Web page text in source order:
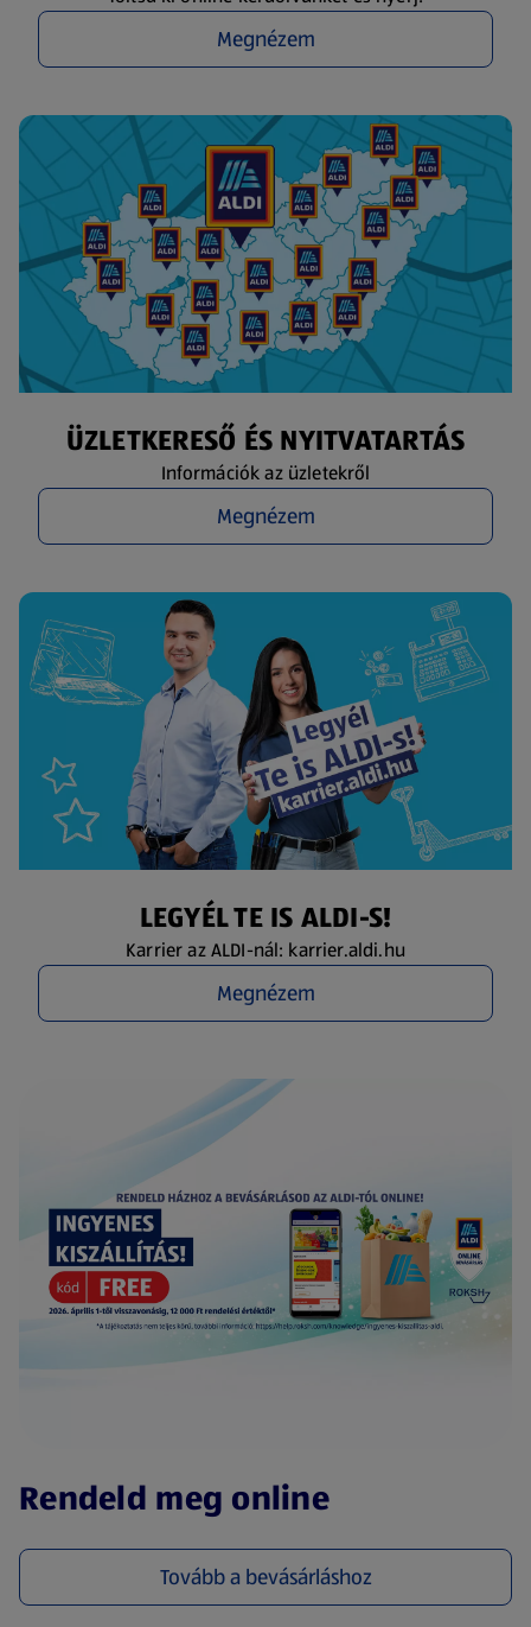
Megnézem
ÜZLETKERESŐ ÉS NYITVATARTÁS
Információk az üzletekről
Megnézem
LEGYÉL TE IS ALDI-S!
Karrier az ALDI-nál: karrier.aldi.hu
Megnézem
Rendeld meg online
Tovább a bevásárláshoz
(új oldalon nyílik meg)